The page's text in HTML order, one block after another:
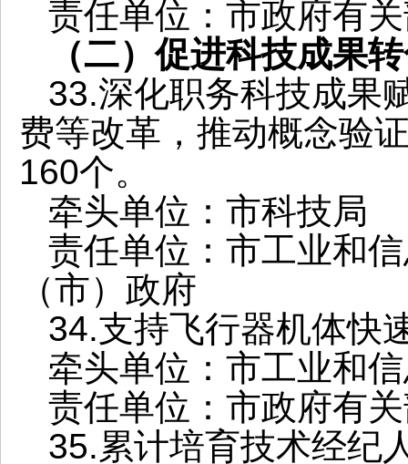
责任单位：市政府有
（二）促进科技成果
33.深化职务科技成果
费等改革，推动概念验
160个。
牵头单位：市科技局
责任单位：市工业和
（市）政府
34.支持飞行器机体快
牵头单位：市工业和
责任单位：市政府有
35.累计培育技术经纪